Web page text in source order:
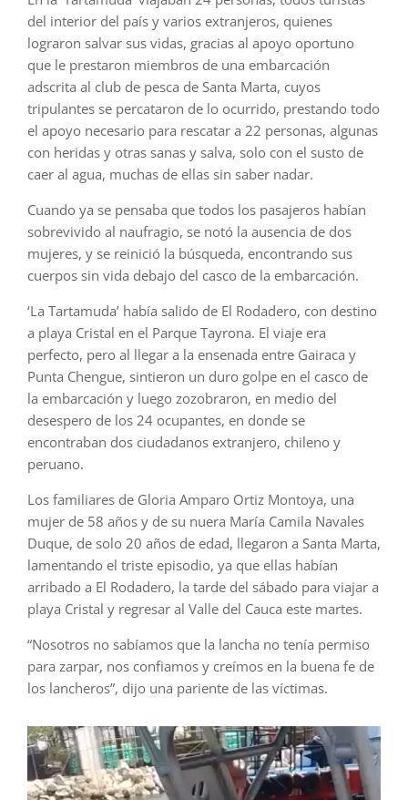
del interior del país y varios extranjeros, quienes
lograron salvar sus vidas, gracias al apoyo oportuno
que le prestaron miembros de una embarcación
adscrita al club de pesca de Santa Marta, cuyos
tripulantes se percataron de lo ocurrido, prestando todo
el apoyo necesario para rescatar a 22 personas, algunas
con heridas y otras sanas y salva, solo con el susto de
caer al agua, muchas de ellas sin saber nadar.
Cuando ya se pensaba que todos los pasajeros habían
sobrevivido al naufragio, se notó la ausencia de dos
mujeres, y se reinició la búsqueda, encontrando sus
cuerpos sin vida debajo del casco de la embarcación.
‘La Tartamuda’ había salido de El Rodadero, con destino
a playa Cristal en el Parque Tayrona. El viaje era
perfecto, pero al llegar a la ensenada entre Gairaca y
Punta Chengue, sintieron un duro golpe en el casco de
la embarcación y luego zozobraron, en medio del
desespero de los 24 ocupantes, en donde se
encontraban dos ciudadanos extranjero, chileno y
peruano.
Los familiares de Gloria Amparo Ortiz Montoya, una
mujer de 58 años y de su nuera María Camila Navales
Duque, de solo 20 años de edad, llegaron a Santa Marta,
lamentando el triste episodio, ya que ellas habían
arribado a El Rodadero, la tarde del sábado para viajar a
playa Cristal y regresar al Valle del Cauca este martes.
“Nosotros no sabíamos que la lancha no tenía permiso
para zarpar, nos confiamos y creímos en la buena fe de
los lancheros”, dijo una pariente de las víctimas.